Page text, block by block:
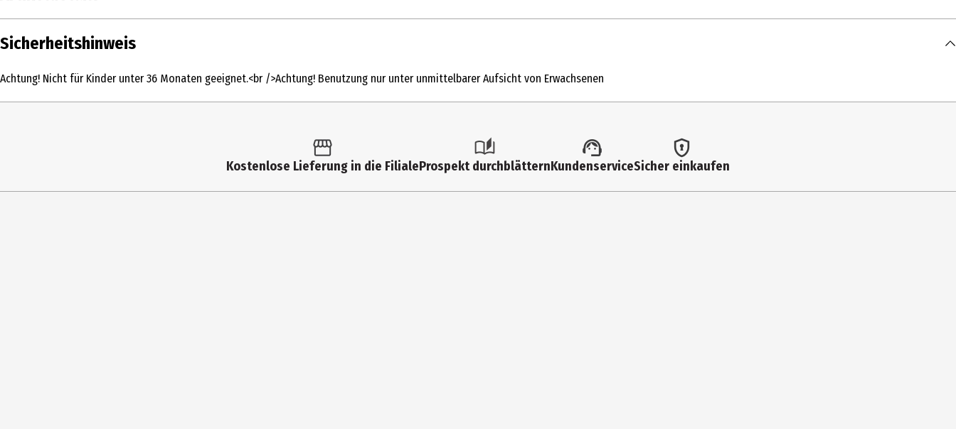
Inhalt
Sicherheitshinweis
Achtung! Nicht für Kinder unter 36 Monaten geeignet.<br />Achtung! Benutzung nur unter unmittelbarer Aufsicht von Erwachsenen
Kostenlose Lieferung in die FilialeProspekt durchblätternKundenserviceSicher einkaufen